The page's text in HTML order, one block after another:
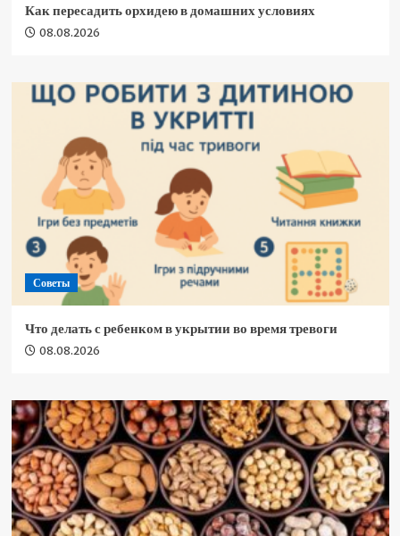
Как пересадить орхидею в домашних условиях
08.08.2026
Советы
Что делать с ребенком в укрытии во время тревоги
08.08.2026